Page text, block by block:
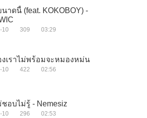
าดนี้ (feat. KOKOBOY) -
10 309 03:29
เราไม่พร้อมจะหมองหม่น
10 422 02:56
อบไม่รู้ - Nemesiz
10 296 02:53